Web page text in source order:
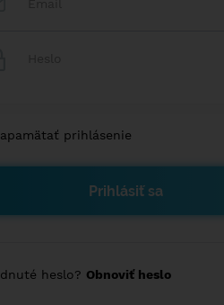
prihlásenie
heslo? Obnoviť heslo